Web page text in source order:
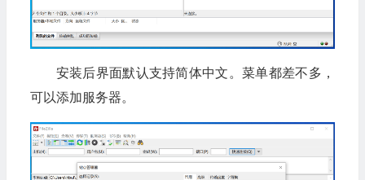
安装后界面默认支持简体中文。菜单都差不多，
可以添加服务器。